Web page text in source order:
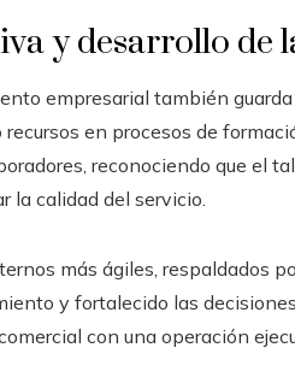
y desarrollo de
empresarial también
en procesos de
reconociendo que el
la calidad del servicio.
más ágiles, respaldados
y fortalecido las
con una operación